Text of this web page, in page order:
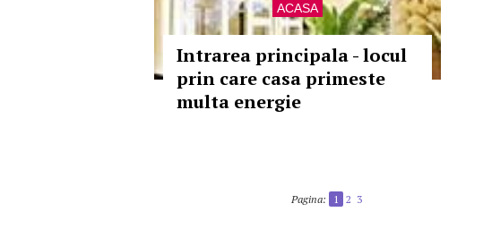
ACASA
Intrarea principala - locul
prin care casa primeste
multa energie
Pagina: 1 2 3